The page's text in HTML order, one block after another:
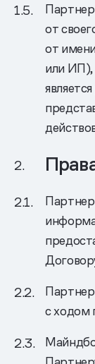
от
от
или ИП),
с ходом